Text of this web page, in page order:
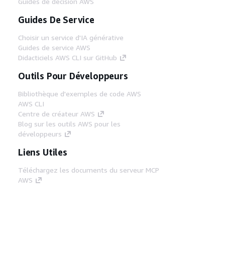
Guides De Service
Choisir un service d'IA générative
Guides de service AWS
Didacticiels AWS CLI sur GitHub
Outils Pour Développeurs
Bibliothèque d'exemples de code AWS
AWS CLI
Centre de créateur AWS
Blog sur les outils AWS pour les
développeurs
Liens Utiles
Téléchargez les documents du serveur MCP
AWS